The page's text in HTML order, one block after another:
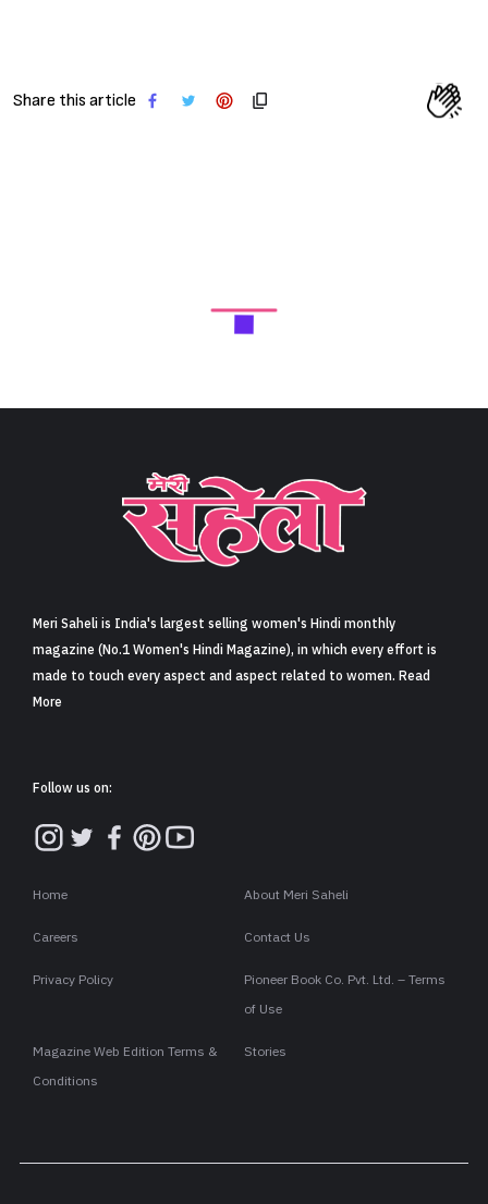
Share this article
Meri Saheli is India's largest selling women's Hindi monthly
magazine (No.1 Women's Hindi Magazine), in which every effort is
made to touch every aspect and aspect related to women. Read
More
Follow us on:
Home About Meri Saheli
Careers Contact Us
Privacy Policy
Pioneer Book Co. Pvt. Ltd. – Terms
of Use
Magazine Web Edition Terms &
Conditions
Stories